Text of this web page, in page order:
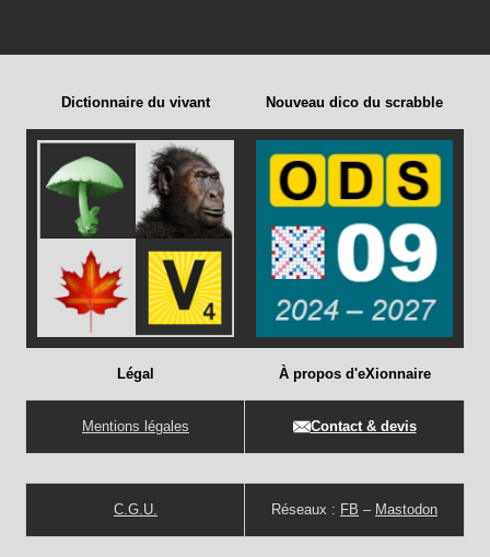
Dictionnaire du vivant Nouveau dico du scrabble
Légal
Mentions légales
C.G.U.
À propos d'eXionnaire
Contact & devis
Réseaux : FB – Mastodon